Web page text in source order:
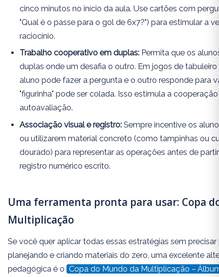
cinco minutos no início da aula. Use cartões com
"Qual é o passe para o gol de 6x7?") para estimular a
raciocínio.
Trabalho cooperativo em duplas: Permita que os
duplas onde um desafia o outro. Em jogos de
aluno pode fazer a pergunta e o outro responde para
"figurinha" pode ser colada. Isso estimula a
autoavaliação.
Associação visual e registro: Sempre incentive os
ou utilizarem material concreto (como tampinhas ou
dourado) para representar as operações antes de
registro numérico escrito.
Uma ferramenta pronta para usar: Copa
Multiplicação
Se você quer aplicar todas essas estratégias sem precisar
planejando e criando materiais do zero, uma excelente
pedagógica é o Copa do Mundo da Multiplicação –